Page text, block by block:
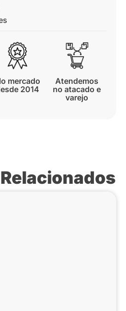
mercado
2014
Atendemos
no atacado e
varejo